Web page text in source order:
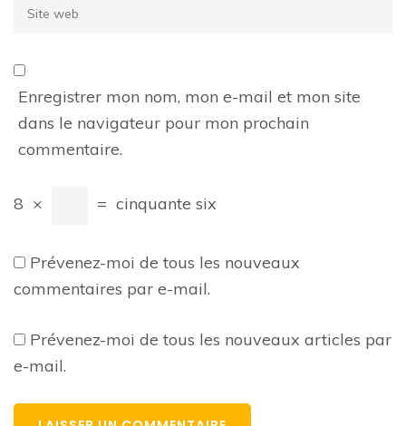
Site
Enregistrer mon nom, mon e-mail et mon site
dans le navigateur pour mon prochain
commentaire.
8 × = cinquante six
Prévenez-moi de tous les nouveaux
commentaires par e-mail.
Prévenez-moi de tous les nouveaux articles par
e-mail.